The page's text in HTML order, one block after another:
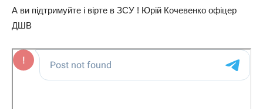
А ви підтримуйте і вірте в ЗСУ ! Юрій Кочевенко офіцер
ДШВ